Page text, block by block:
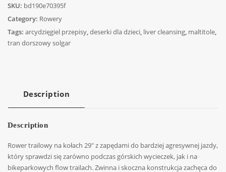
SKU: bd190e70395f
Category: Rowery
Tags: arcydzięgiel przepisy,deserki dla dzieci, liver cleansing, maltitole,
tran dorszowy solgar
Description
Description
Rower trailowy na kołach 29″ z zapędami do bardziej agresywnej jazdy,
który sprawdzi się zarówno podczas górskich wycieczek, jak i na
bikeparkowych flow trailach. Zwinna i skoczna konstrukcja zachęca do